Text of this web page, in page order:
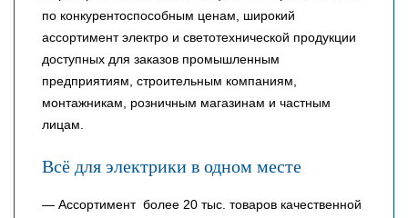
по конкурентоспособным ценам, широкий
ассортимент электро и светотехнической продукции
доступных для заказов промышленным
предприятиям, строительным компаниям,
монтажникам, розничным магазинам и частным
лицам.
Всё для электрики в одном месте
— Ассортимент более 20 тыс. товаров качественной